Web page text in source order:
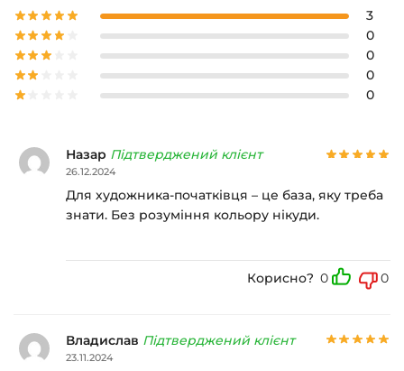
3
0
0
0
0
Назар Підтверджений клієнт
26.12.2024
Для художника-початківця – це база, яку треба
знати. Без розуміння кольору нікуди.
Корисно? 0 0
Владислав Підтверджений клієнт
23.11.2024